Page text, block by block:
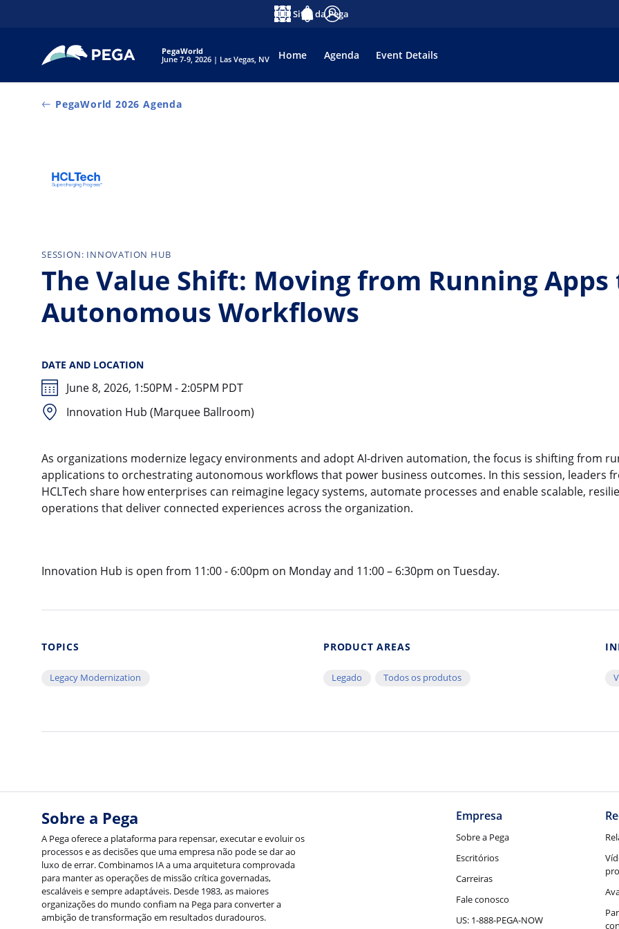
PegaWorld
June 7-9, 2026 | Las Vegas, NV
Home Agenda Event Details
Sites da Pega
PegaWorld 2026 Agenda
SESSION: INNOVATION HUB
The Value Shift: Moving from Running
Autonomous Workflows
DATE AND LOCATION
June 8, 2026, 1:50PM - 2:05PM PDT
Innovation Hub (Marquee Ballroom)
As organizations modernize legacy environments and adopt AI-driven automation, the focus is shifting from
applications to orchestrating autonomous workflows that power business outcomes. In this session, leaders
HCLTech share how enterprises can reimagine legacy systems, automate processes and enable scalable,
operations that deliver connected experiences across the organization.
Innovation Hub is open from 11:00 - 6:00pm on Monday and 11:00 – 6:30pm on Tuesday.
TOPICS
Legacy Modernization
PRODUCT AREAS
Legado Todos os produtos
Sobre a Pega
A Pega oferece a plataforma para repensar, executar e evoluir os
processos e as decisões que uma empresa não pode se dar ao
luxo de errar. Combinamos IA a uma arquitetura comprovada
para manter as operações de missão crítica governadas,
escaláveis e sempre adaptáveis. Desde 1983, as maiores
organizações do mundo confiam na Pega para converter a
ambição de transformação em resultados duradouros.
Empresa
Sobre a Pega
Escritórios
Carreiras
Fale conosco
US: 1-888-PEGA-NOW